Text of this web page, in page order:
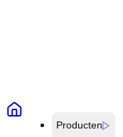
Producten